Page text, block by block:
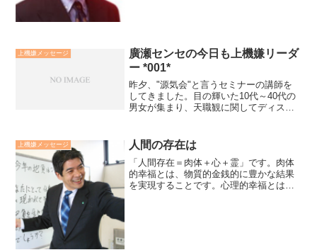
上機嫌メッセージ
廣瀬センセの今日も上機嫌リーダ
ー *001*
昨夕、"源気会"と言うセミナーの講師を
してきました。目の輝いた10代～40代の
男女が集まり、天職観に関してディスカ
なり合っているところが「あなたの使
命...
上機嫌メッセージ 人間の存在は
「人間存在＝肉体＋心＋霊」です。肉体
的幸福とは、物質的金銭的に豊かな結果
を実現することです。心理的幸福とは、